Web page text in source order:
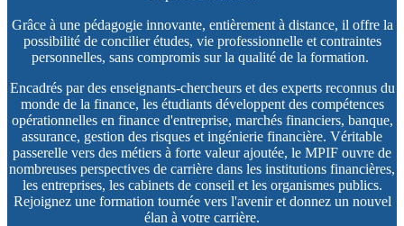
Grâce à une pédagogie innovante, entièrement à distance, il offre la
possibilité de concilier études, vie professionnelle et contraintes
personnelles, sans compromis sur la qualité de la formation. ​
Encadrés par des enseignants-chercheurs et des experts reconnus du
monde de la finance, les étudiants développent des compétences
opérationnelles en finance d'entreprise, marchés financiers, banque,
assurance, gestion des risques et ingénierie financière. Véritable
passerelle vers des métiers à forte valeur ajoutée, le MPIF ouvre de
nombreuses perspectives de carrière dans les institutions financières,
les entreprises, les cabinets de conseil et les organismes publics.
Rejoignez une formation tournée vers l'avenir et donnez un nouvel
élan à votre carrière.